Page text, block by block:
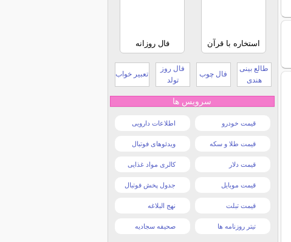
استخاره با قرآن فال روزانه
طالع بینی
هندی
فال چوب
فال روز
تولد
تعبیر خواب
سرویس ها
قیمت خودرو اطلاعات دارویی
قیمت طلا و سکه ویدئوهای فوتبال
قیمت دلار کالری مواد غذایی
قیمت موبایل جدول پخش فوتبال
قیمت تبلت نهج البلاغه
تیتر روزنامه ها صحیفه سجادیه